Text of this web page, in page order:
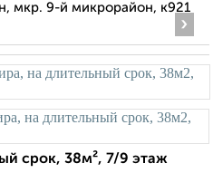
мкр. 9-й микрорайон, к921
›
срок, 38м², 7/9 этаж